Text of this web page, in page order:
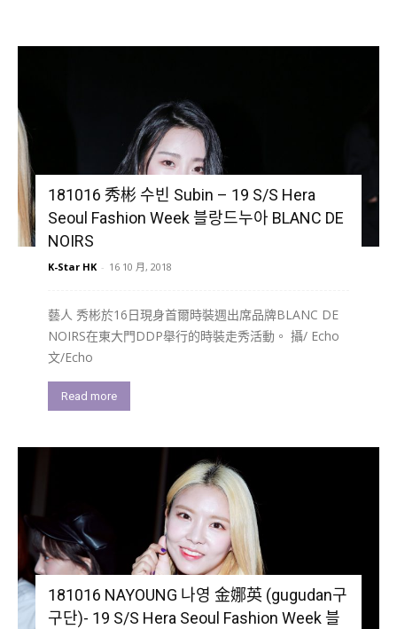
181016 秀彬 수빈 Subin – 19 S/S Hera
Seoul Fashion Week 블랑드누아 BLANC DE
NOIRS
K-Star HK - 16 10 月, 2018
藝人 秀彬於16日現身首爾時裝週出席品牌BLANC DE
NOIRS在東大門DDP舉行的時裝走秀活動。 攝/ Echo
文/Echo
Read more
181016 NAYOUNG 나영 金娜英 (gugudan구
구단)- 19 S/S Hera Seoul Fashion Week 블